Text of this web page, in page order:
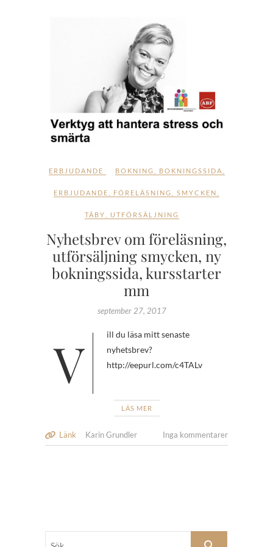
ERBJUDANDE BOKNING BOKNINGSSIDA
ERBJUDANDE FÖRELÄSNING SMYCKEN
TÄBY UTFÖRSÄLJNING
Nyhetsbrev om föreläsning,
utförsäljning smycken, ny
bokningssida, kursstarter
mm
september 27, 2017
Vill du läsa mitt senaste
nyhetsbrev?
http://eepurl.com/c4TALv
LÄS MER
Länk Karin Grundler Inga kommentarer